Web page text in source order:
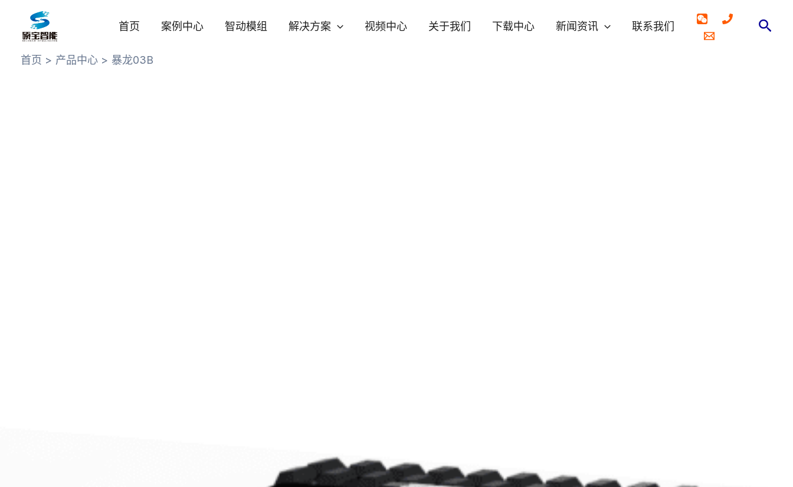
首页 案例中心 智动模组 解决方案 视频中心 关于我们 下载中心 新闻资讯 联系我们
搜
首页 产品中心 暴龙03B